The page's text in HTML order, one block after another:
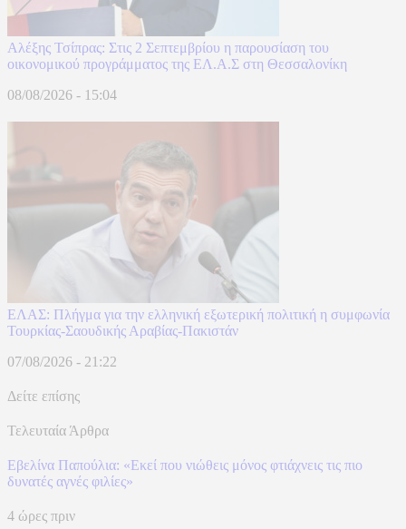
Αλέξης Τσίπρας: Στις 2 Σεπτεμβρίου η παρουσίαση του
οικονομικού προγράμματος της ΕΛ.Α.Σ στη Θεσσαλονίκη
08/08/2026 - 15:04
ΕΛΑΣ: Πλήγμα για την ελληνική εξωτερική πολιτική η συμφωνία
Τουρκίας-Σαουδικής Αραβίας-Πακιστάν
07/08/2026 - 21:22
Δείτε επίσης
Τελευταία Άρθρα
Εβελίνα Παπούλια: «Εκεί που νιώθεις μόνος φτιάχνεις τις πιο
δυνατές αγνές φιλίες»
4 ώρες πριν